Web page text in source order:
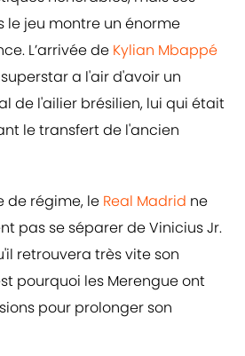
le jeu montre un énorme
L’arrivée de Kylian Mbappé
a l'air d'avoir un
de l'ailier brésilien, lui qui était
le transfert de l'ancien
de régime, le Real Madrid ne
pas se séparer de Vinicius Jr.
retrouvera très vite son
pourquoi les Merengue ont
pour prolonger son